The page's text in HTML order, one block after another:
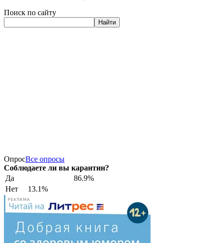
Поиск по сайту
Найти
ОпросВсе опросы
Соблюдаете ли вы карантин?
Да
86.9%
Нет
13.1%
РЕКЛАМА